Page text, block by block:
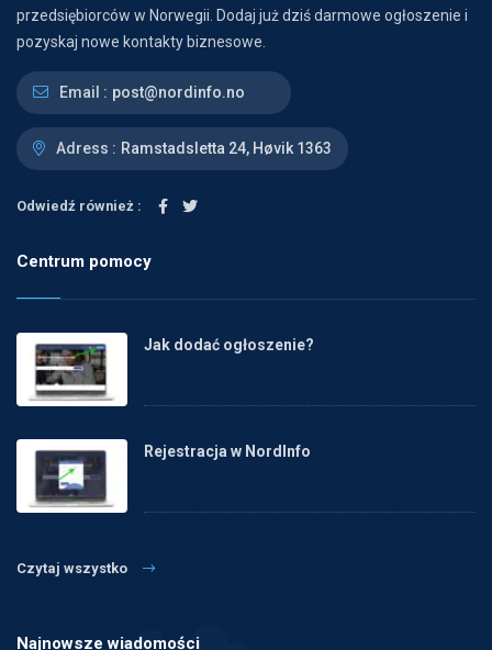
przedsiębiorców w Norwegii. Dodaj już dziś darmowe ogłoszenie i
pozyskaj nowe kontakty biznesowe.
Email : post@nordinfo.no
Adress : Ramstadsletta 24, Høvik 1363
Odwiedź również :
Centrum pomocy
Jak dodać ogłoszenie?
Rejestracja w NordInfo
Czytaj wszystko
Najnowsze wiadomości